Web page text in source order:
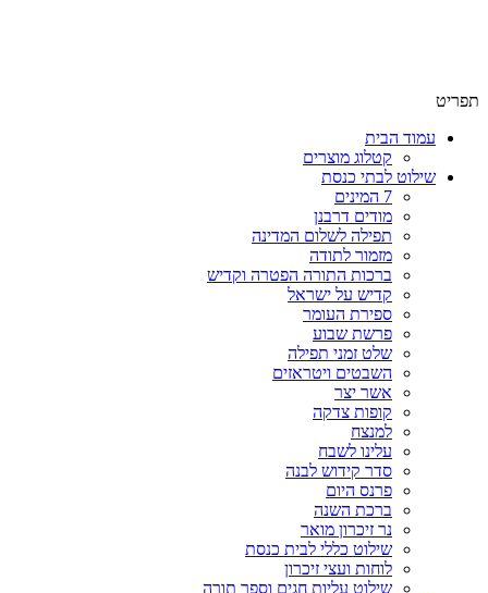
תפריט
עמוד הבית
קטלוג מוצרים
שילוט לבתי כנסת
7 המינים
מודים דרבנן
תפילה לשלום המדינה
מזמור לתודה
ברכות התורה הפטרה וקדיש
קדיש על ישראל
ספירת העומר
פרשת שבוע
שלט זמני תפילה
השבטים ויטראזים
אשר יצר
קופות צדקה
למנצח
עלינו לשבח
סדר קידוש לבנה
פרנס היום
ברכת השנה
נר זיכרון מואר
שילוט כללי לבית כנסת
לוחות ועצי זיכרון
שילוט עליות חגים וספר תורה